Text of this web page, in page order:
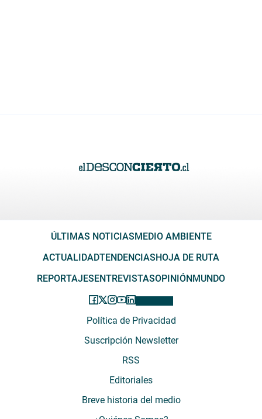
ÚLTIMAS NOTICIASMEDIO AMBIENTE
ACTUALIDADTENDENCIASHOJA DE RUTA
REPORTAJESENTREVISTASOPINIÓNMUNDO
Política de Privacidad
Suscripción Newsletter
RSS
Editoriales
Breve historia del medio